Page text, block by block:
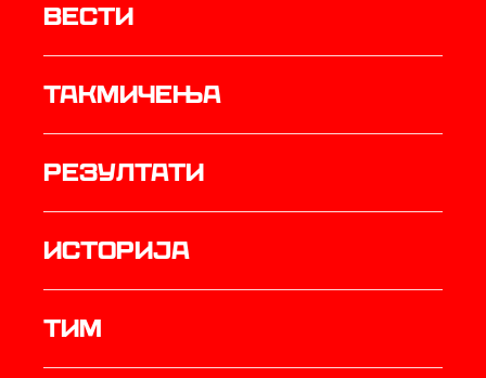
Вести
Такмичења
резултати
историја
ТИМ